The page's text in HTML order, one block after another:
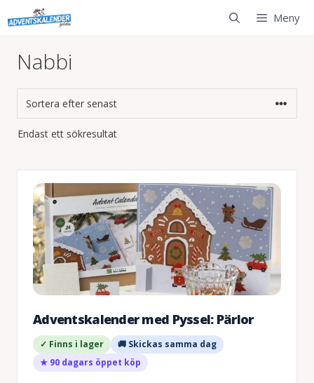
Hoppa
till
Meny
Nabbi
Endast ett sökresultat
Adventskalender med Pyssel: Pärlor
✓ Finns i lager
🚚 Skickas samma dag
★ 90 dagars öppet köp